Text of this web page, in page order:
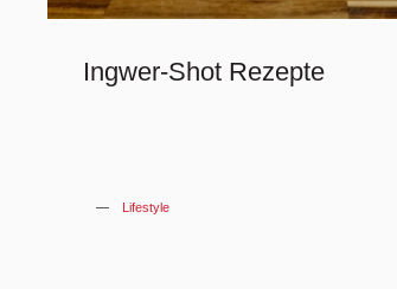
Ingwer-Shot Rezepte
Lifestyle